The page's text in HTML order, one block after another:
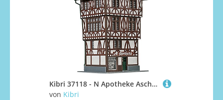
Kibri 37118 - N Apotheke Aschaffenburg
von Kibri